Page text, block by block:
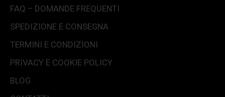
FAQ – DOMANDE FREQUENTI
SPEDIZIONE E CONSEGNA
TERMINI E CONDIZIONI
PRIVACY E COOKIE POLICY
BLOG